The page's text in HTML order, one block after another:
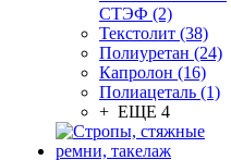
СТЭФ (2)
Текстолит (38)
Полиуретан (24)
Капролон (16)
Полиацеталь (1)
+ ЕЩЕ 4